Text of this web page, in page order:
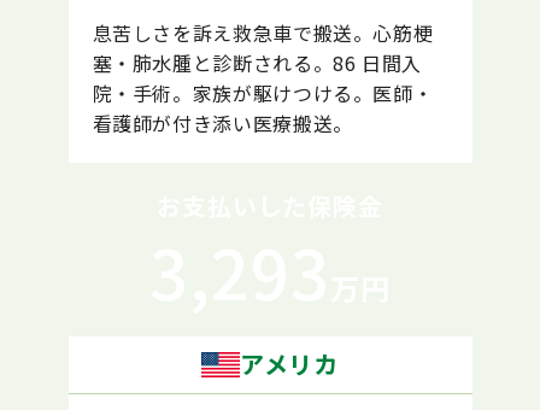
息苦しさを訴え救急車で搬送。心筋梗
塞・肺水腫と診断される。86 日間入
院・手術。家族が駆けつける。医師・
看護師が付き添い医療搬送。
アメリカ